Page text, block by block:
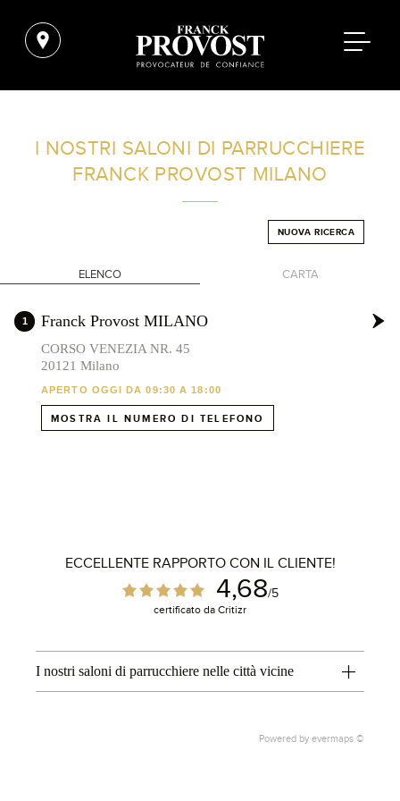
FILTRI AVANZATI
I NOSTRI SALONI DI PARRUCCHIERE
FRANCK PROVOST MILANO
NUOVA RICERCA
ELENCO CARTA
+
1 Franck Provost MILANO
CORSO VENEZIA NR. 45
20121 Milano
APERTO OGGI DA 09:30 A 18:00
MOSTRA IL NUMERO DI TELEFONO
ECCELLENTE RAPPORTO CON IL CLIENTE!
4,68/5
certificato da Critizr
I nostri saloni di parrucchiere nelle città vicine
Powered by evermaps ©